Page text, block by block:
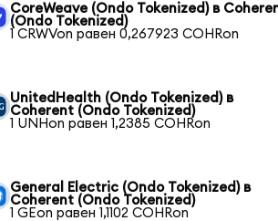
CoreWeave (Ondo Tokenized) в
(Ondo Tokenized)
1 CRWVon равен 0,267923 COHRon
UnitedHealth (Ondo Tokenized) в
Coherent (Ondo Tokenized)
1 UNHon равен 1,2385 COHRon
General Electric (Ondo Tokenized) в
Coherent (Ondo Tokenized)
1 GEon равен 1,1102 COHRon